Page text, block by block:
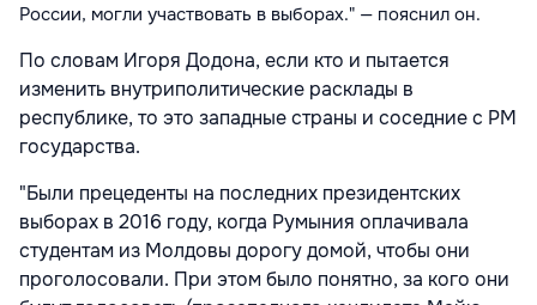
России, могли участвовать в выборах." — пояснил он.
По словам Игоря Додона, если кто и пытается
изменить внутриполитические расклады в
республике, то это западные страны и соседние с РМ
государства.
"Были прецеденты на последних президентских
выборах в 2016 году, когда Румыния оплачивала
студентам из Молдовы дорогу домой, чтобы они
проголосовали. При этом было понятно, за кого они